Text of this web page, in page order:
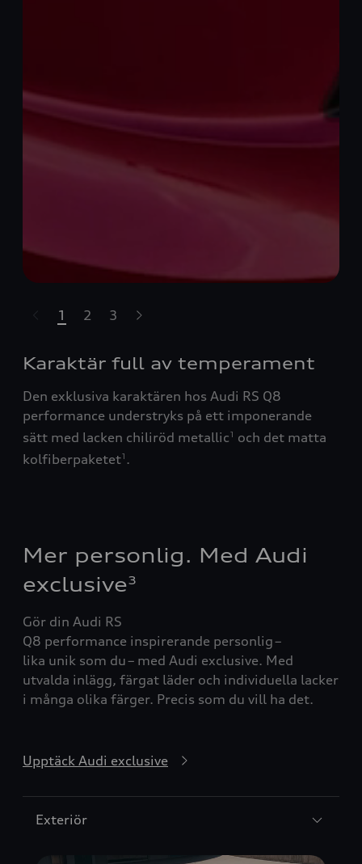
över karusell
1 2 3
Karaktär full av temperament
Den exklusiva karaktären hos Audi RS Q8
performance understryks på ett imponerande
sätt med lacken chiliröd metallic1
och det matta
kolfiberpaketet1 .
Mer personlig. Med Audi
exclusive3
Gör din Audi RS
Q8 performance inspirerande personlig–
lika unik som du – med Audi exclusive. Med
utvalda inlägg, färgat läder och individuella lacker
i många olika färger. Precis som du vill ha det.
Upptäck Audi exclusive
Exteriör